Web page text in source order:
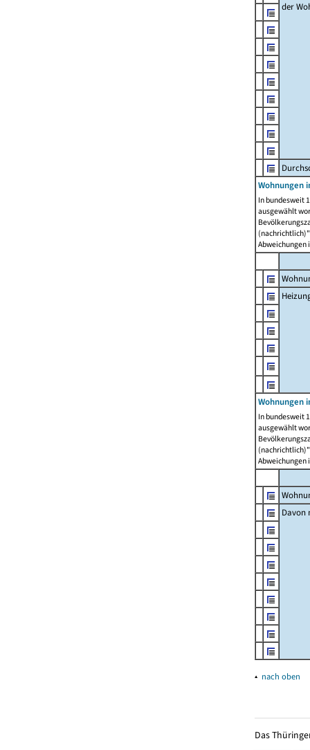
der
Wohnungen
In bundesweit
ausgewählt
Abweichungen
Wohnungen
In bundesweit
ausgewählt
Abweichungen
Davon
▴ nach oben
Das